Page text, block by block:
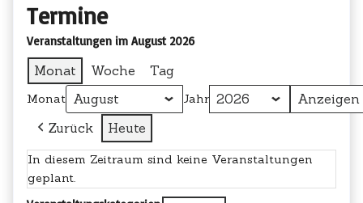
Termine
Veranstaltungen im August 2026
Monat Woche Tag
Monat Jahr
Zurück Heute
In diesem Zeitraum sind keine Veranstaltungen
geplant.